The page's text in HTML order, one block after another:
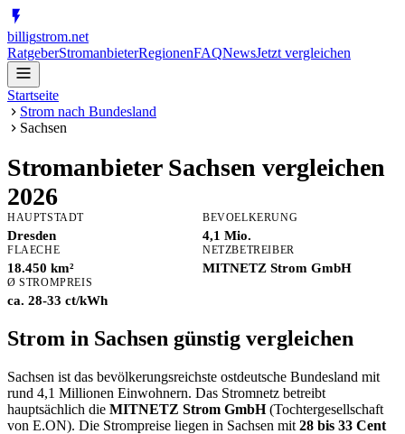
billigstrom.net
RatgeberStromanbieterRegionenFAQNewsJetzt vergleichen
Startseite
Strom nach Bundesland
Sachsen
Stromanbieter Sachsen vergleichen
2026
HAUPTSTADT
Dresden
BEVOELKERUNG
4,1 Mio.
FLAECHE
18.450 km²
NETZBETREIBER
MITNETZ Strom GmbH
Ø STROMPREIS
ca. 28-33 ct/kWh
Strom in Sachsen günstig vergleichen
Sachsen ist das bevölkerungsreichste ostdeutsche Bundesland mit
rund 4,1 Millionen Einwohnern. Das Stromnetz betreibt
hauptsächlich die MITNETZ Strom GmbH(Tochtergesellschaft
von E.ON). Die Strompreise liegen in Sachsen mit 28 bis 33 Cent